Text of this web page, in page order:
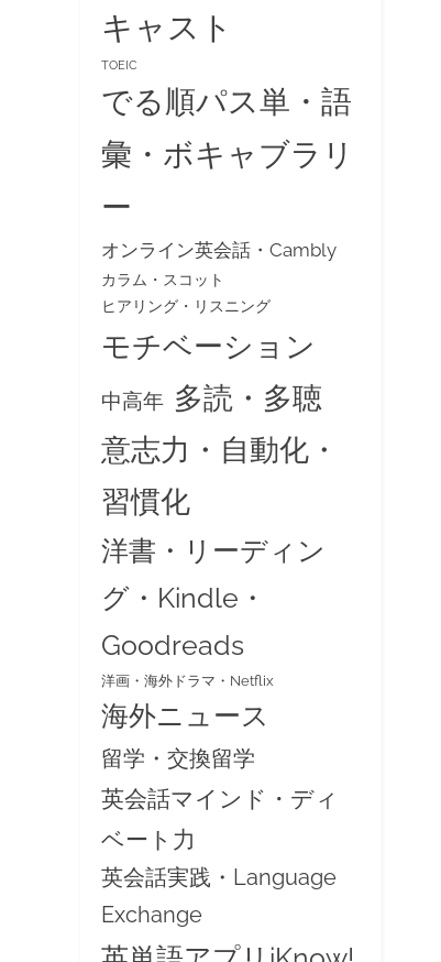
キャスト
TOEIC
でる順パス単・語
彙・ボキャブラリ
ー
オンライン英会話・Cambly
カラム・スコット
ヒアリング・リスニング
モチベーション
中高年 多読・多聴
意志力・自動化・
習慣化
洋書・リーディン
グ・Kindle・
Goodreads
洋画・海外ドラマ・Netflix
海外ニュース
留学・交換留学
英会話マインド・ディ
ベート力
英会話実践・Language
Exchange